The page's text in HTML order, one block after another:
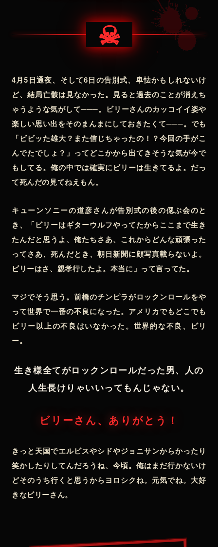
☠
4月5日通夜、そして6日の告別式、卑怯かもしれないけ
ど、結局亡骸は見なかった。見ると過去のことが消えち
ゃうような気がして───。ビリーさんのカッコイイ姿や
楽しい思い出をそのまんまにしておきたくて───。でも
「ビビッた雄大？また信じちゃったの！？今回の手がこ
んでたでしょ？」ってどこかから出てきそうな気が今で
もしてる。俺の中では確実にビリーは生きてるよ。だっ
て死んだの見てねえもん。
キューンソニーの道彦さんが告別式の後の偲ぶ会のと
き、「ビリーはギターウルフやってたからここまで生き
たんだと思うよ、俺たちさあ、これからどんな頑張った
ってさあ、死んだとき、朝日新聞に顔写真載らないよ。
ビリーはさ、親孝行したよ。本当に」って言ってた。
マジでそう思う。前橋のチンピラがロックンロールをや
って世界で一番の不良になった。アメリカでもどこでも
ビリー以上の不良はいなかった。世界的な不良、ビリ
ー。
生き様全てがロックンロールだった男、人の
人生長けりゃいいってもんじゃない。
ビリーさん、ありがとう！
きっと天国でエルビスやシドやジョニサンからかったり
笑かしたりしてんだろうね、今頃。俺はまだ行かないけ
どそのうち行くと思うからヨロシクね。元気でね。大好
きなビリーさん。